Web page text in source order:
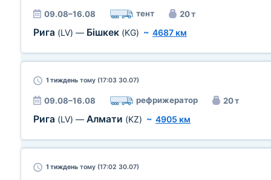
09.08–16.08 тент 20 т
Рига (LV) — Бішкек (KG) ~ 4687 км
1 тиждень тому (17:03 30.07)
09.08–16.08 рефрижератор 20 т
Рига (LV) — Алмати (KZ) ~ 4905 км
1 тиждень тому (17:02 30.07)